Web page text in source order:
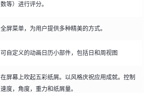
数等）进行评分。
全屏菜单，为用户提供多种精美的方式。
可自定义的动画日历小部件，包括日和周视图
在屏幕上吹起五彩纸屑。以风格庆祝应用成就。控制
速度，角度，重力和纸屑量。